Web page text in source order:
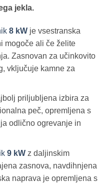
jekla.
8 kWje vsestranska
mogoče ali če želite
Zasnovan za učinkovito
vključuje kamne za
priljubljena izbira za
peč, opremljena s
odlično ogrevanje in
9 kWz daljinskim
zasnova, navdihnjena
naprava je opremljena s